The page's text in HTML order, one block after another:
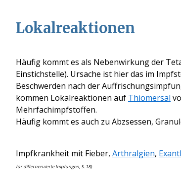
Lokalreaktionen
Häufig kommt es als Nebenwirkung der
Einstichstelle). Ursache ist hier das im
Beschwerden nach der
kommen Lokalreaktionen auf Thiomersal
Mehrfachimpfstoffen.
Häufig kommt es auch zu Abzsessen,
Impfkrankheit mit Fieber, Arthralgien,
für differnenzierte Impfungen, S. 18)